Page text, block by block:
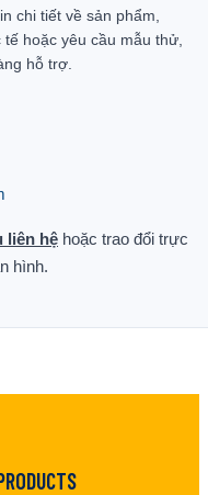
chi tiết về sản phẩm,
hoặc yêu cầu mẫu thử,
hỗ trợ.
liên hệ hoặc trao đổi trực
hình.